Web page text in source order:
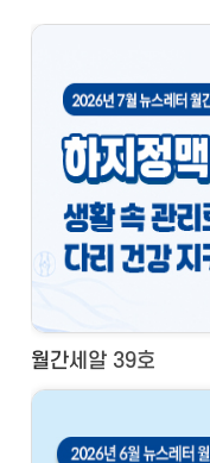
월간세알 39호